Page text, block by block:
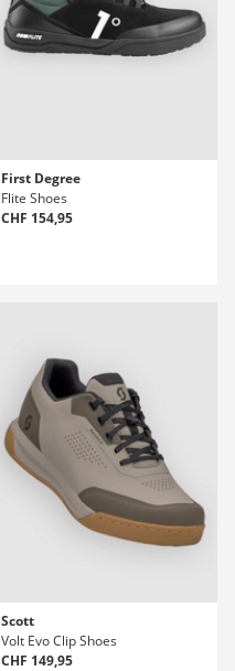
First Degree
Flite Shoes
CHF 154,95
Scott
Volt Evo Clip Shoes
CHF 149,95